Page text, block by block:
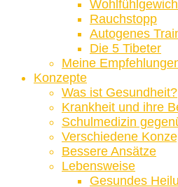
Rauchstopp
Autogenes
Die 5 Tibeter
Meine
Konzepte
Was ist Gesundheit?
Krankheit und ihre
Schulmedizin
Verschiedene
Bessere Ansätze
Lebensweise
Gesundes